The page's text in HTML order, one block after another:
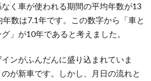
く車が使われる期間の平均年数が13
数は7.1年です。この数字から「車と
」が10年であると考えました。
ンがふんだんに盛り込まれていま
が新車です。しかし、月日の流れと